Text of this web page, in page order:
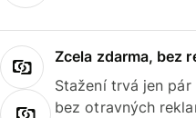
Zcela zdarma, bez
Stažení trvá jen
bez otravných